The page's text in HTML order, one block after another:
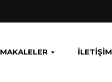
MAKALELER İLETIŞIM